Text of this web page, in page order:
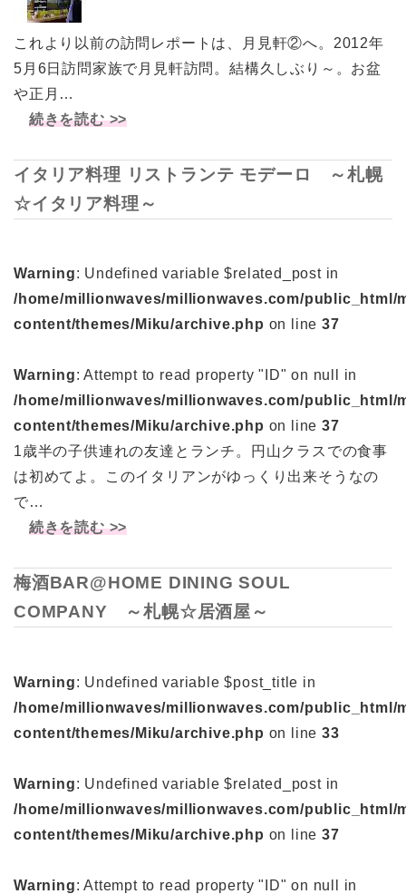
これより以前の訪問レポートは、月見軒②へ。2012年
5月6日訪問家族で月見軒訪問。結構久しぶり～。お盆
や正月…
続きを読む >>
イタリア料理 リストランテ モデーロ ～札幌
☆イタリア料理～
Warning: Undefined variable $related_post in
/home/millionwaves/millionwaves.com/public_html/
content/themes/Miku/archive.php on line37
Warning: Attempt to read property "ID" on null in
/home/millionwaves/millionwaves.com/public_html/
content/themes/Miku/archive.php on line37
1歳半の子供連れの友達とランチ。円山クラスでの食事
は初めてよ。このイタリアンがゆっくり出来そうなの
で…
続きを読む >>
梅酒BAR@HOME DINING SOUL
COMPANY ～札幌☆居酒屋～
Warning: Undefined variable $post_title in
/home/millionwaves/millionwaves.com/public_html/
content/themes/Miku/archive.php on line33
Warning: Undefined variable $related_post in
/home/millionwaves/millionwaves.com/public_html/
content/themes/Miku/archive.php on line37
Warning: Attempt to read property "ID" on null in